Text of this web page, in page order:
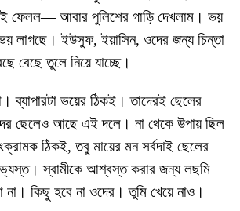
ফেলল— আবার পুলিশের গাড়ি দেখলাম। ভয়
লাগছে। ইউসুফ, ইয়াসিন, ওদের জন্য চিন্তা
বেছে তুলে নিয়ে যাচ্ছে।
ব্যাপারটা ভয়ের ঠিকই। তাদেরই ছেলের
ছেলেও আছে এই দলে। না থেকে উপায় ছিল
ঠিকই, তবু মায়ের মন সর্বদাই ছেলের
স্বামীকে আশ্বস্ত করার জন্য লছমি
কিছু হবে না ওদের। তুমি খেয়ে নাও।